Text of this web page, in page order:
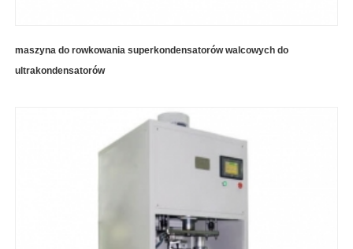
maszyna do rowkowania superkondensatorów walcowych do
ultrakondensatorów